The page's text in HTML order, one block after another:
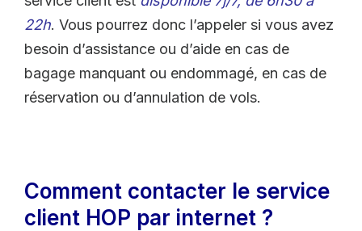
22h. Vous pourrez donc l’appeler si vous avez
besoin d’assistance ou d’aide en cas de
bagage manquant ou endommagé, en cas de
réservation ou d’annulation de vols.
Comment contacter le service
client HOP par internet ?